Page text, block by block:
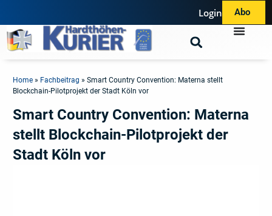
Login Abo
Home » Fachbeitrag »Smart Country Convention: Materna stellt
Blockchain-Pilotprojekt der Stadt Köln vor
Smart Country Convention: Materna
stellt Blockchain-Pilotprojekt der
Stadt Köln vor